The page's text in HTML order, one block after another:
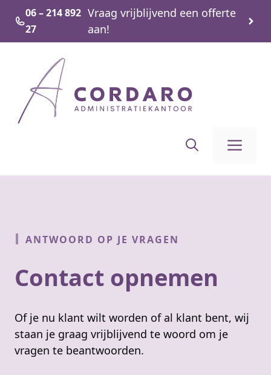
naar
de
06 – 214 892
27
Vraag vrijblijvend een offerte
aan!
ANTWOORD OP JE VRAGEN
Contact opnemen
Of je nu klant wilt worden of al klant bent, wij
staan je graag vrijblijvend te woord om je
vragen te beantwoorden.